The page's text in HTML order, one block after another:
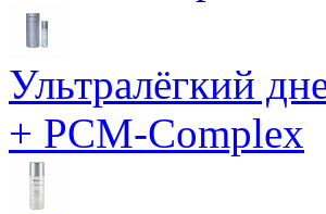
Ультралёгкий
+ PCM-Complex